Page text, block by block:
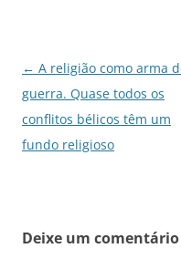
k
Navegação
de
posts
← A religião como arma
guerra. Quase todos os
conflitos bélicos têm um
fundo religioso
Deixe um comentário